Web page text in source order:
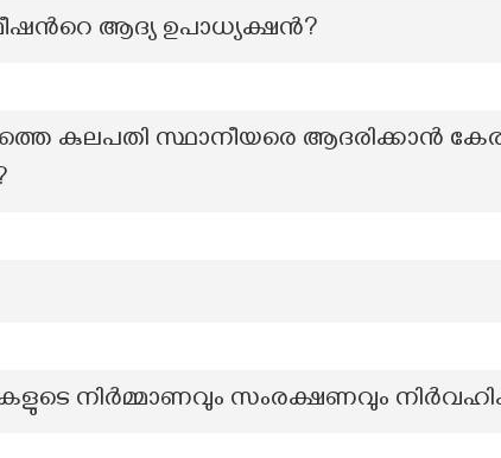
ആദ്യ ഉപാധ്യക്ഷന്‍?
കുലപതി സ്ഥാനീയരെ ആദരിക്കാൻ
നിർമ്മാണവും സംരക്ഷണവും